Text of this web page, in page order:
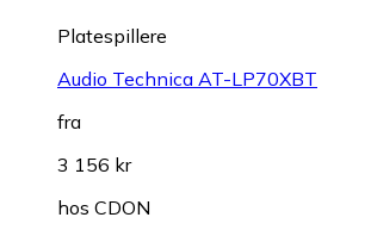
Platespillere
Audio Technica AT-LP70XBT
fra
3 156 kr
hos CDON